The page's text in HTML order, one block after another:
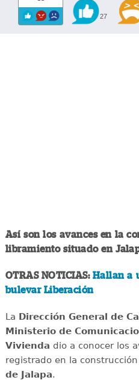
27
Así son los avances en la
libramiento situado en
OTRAS NOTICIAS: Hallan a
bulevar Liberación
La Dirección General de
Ministerio de
Vivienda dio a conocer los
registrado en la
de Jalapa.